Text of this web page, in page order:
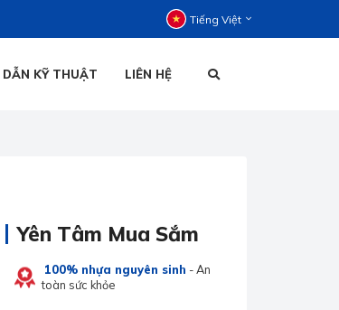
Tiếng Việt
DẪN KỸ THUẬT LIÊN HỆ
Yên Tâm Mua Sắm
100% nhựa nguyên sinh - An
toàn sức khỏe